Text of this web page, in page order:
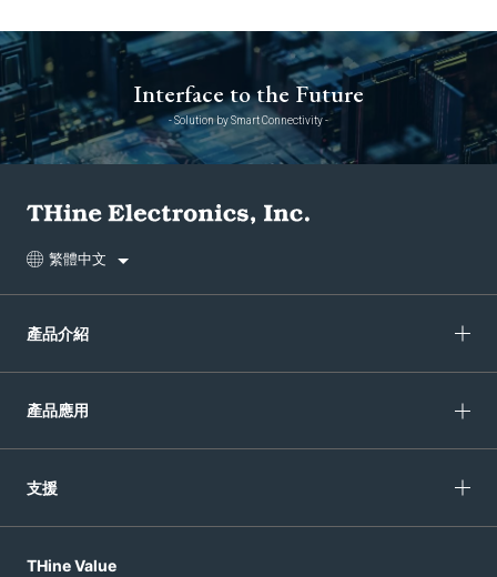
Interface to the Future
- Solution by Smart Connectivity -
繁體中文
產品介紹
產品應用
支援
THine Value